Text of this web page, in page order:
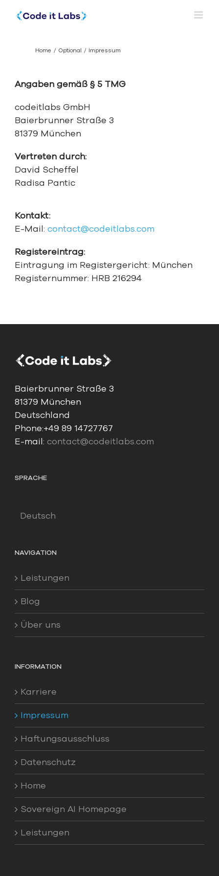
Home Optional Impressum
Angaben gemäß § 5 TMG
codeitlabs GmbH
Baierbrunner Straße 3
81379 München
Vertreten durch:
David Scheffel
Radisa Pantic
Kontakt:
E-Mail: contact@codeitlabs.com
Registereintrag:
Eintragung im Registergericht: München
Registernummer: HRB 216294
Baierbrunner Straße 3
81379 München
Deutschland
Phone:+49 89 14727767
E-mail: contact@codeitlabs.com
SPRACHE
Deutsch
NAVIGATION
Leistungen
Blog
Über uns
INFORMATION
Karriere
Impressum
Haftungsausschluss
Datenschutz
Home
Sovereign AI Homepage
Leistungen